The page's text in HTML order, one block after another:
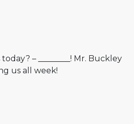
– ________! Mr. Buckley
us all week!